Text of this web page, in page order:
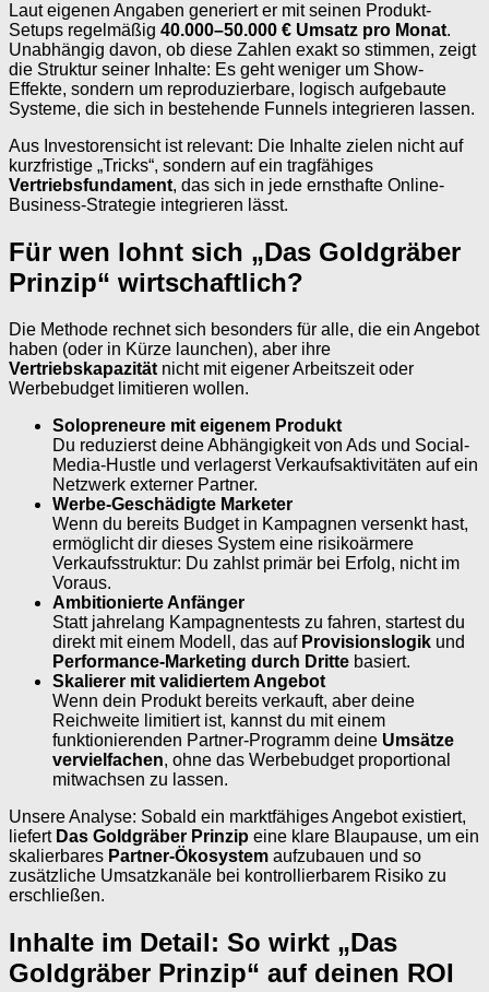
Laut eigenen Angaben generiert er mit seinen Produkt-
Setups regelmäßig 40.000–50.000 € Umsatz pro Monat.
Unabhängig davon, ob diese Zahlen exakt so stimmen, zeigt
die Struktur seiner Inhalte: Es geht weniger um Show-
Effekte, sondern um reproduzierbare, logisch aufgebaute
Systeme, die sich in bestehende Funnels integrieren lassen.
Aus Investorensicht ist relevant: Die Inhalte zielen nicht auf
kurzfristige „Tricks“, sondern auf ein tragfähiges
Vertriebsfundament, das sich in jede ernsthafte Online-
Business-Strategie integrieren lässt.
Für wen lohnt sich „Das Goldgräber
Prinzip“ wirtschaftlich?
Die Methode rechnet sich besonders für alle, die ein Angebot
haben (oder in Kürze launchen), aber ihre
Vertriebskapazität nicht mit eigener Arbeitszeit oder
Werbebudget limitieren wollen.
Solopreneure mit eigenem Produkt
Du reduzierst deine Abhängigkeit von Ads und Social-
Media-Hustle und verlagerst Verkaufsaktivitäten auf ein
Netzwerk externer Partner.
Werbe-Geschädigte Marketer
Wenn du bereits Budget in Kampagnen versenkt hast,
ermöglicht dir dieses System eine risikoärmere
Verkaufsstruktur: Du zahlst primär bei Erfolg, nicht im
Voraus.
Ambitionierte Anfänger
Statt jahrelang Kampagnentests zu fahren, startest du
direkt mit einem Modell, das auf Provisionslogik und
Performance-Marketing durch Dritte basiert.
Skalierer mit validiertem Angebot
Wenn dein Produkt bereits verkauft, aber deine
Reichweite limitiert ist, kannst du mit einem
funktionierenden Partner-Programm deine Umsätze
vervielfachen, ohne das Werbebudget proportional
mitwachsen zu lassen.
Unsere Analyse: Sobald ein marktfähiges Angebot existiert,
liefert Das Goldgräber Prinzip eine klare Blaupause, um ein
skalierbares Partner-Ökosystem aufzubauen und so
zusätzliche Umsatzkanäle bei kontrollierbarem Risiko zu
erschließen.
Inhalte im Detail: So wirkt „Das
Goldgräber Prinzip“ auf deinen ROI